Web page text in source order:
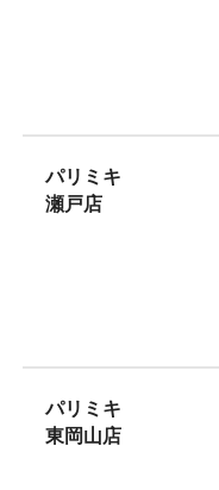
パリミキ
瀬戸店
パリミキ
東岡山店